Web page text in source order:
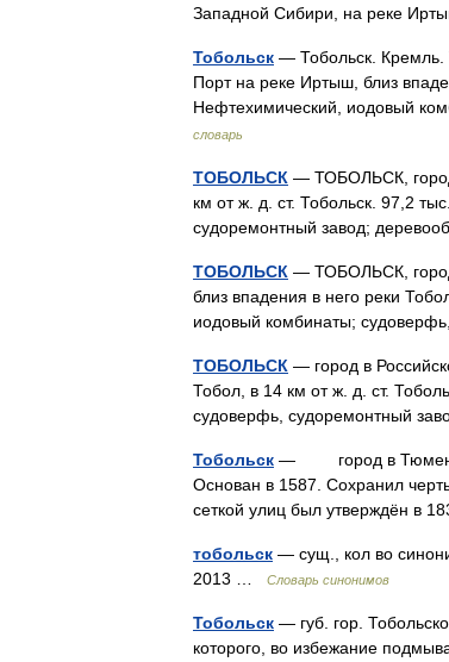
Западной Сибири, на реке
Тобольск — Тобольск. Кремль.
Порт на реке Иртыш, близ
Нефтехимический, иодовый
словарь
ТОБОЛЬСК — ТОБОЛЬСК,
км от ж. д. ст. Тобольск. 97,2
судоремонтный завод;
ТОБОЛЬСК — ТОБОЛЬСК, город
близ впадения в него реки
иодовый комбинаты;
ТОБОЛЬСК — город в
Тобол, в 14 км от ж. д. ст.
судоверфь, судоремонтный
Тобольск — город в
Основан в 1587. Сохранил
сеткой улиц был утверждён в
тобольск — сущ., кол во
2013 …
Словарь синонимов
Тобольск — губ. гор.
которого, во избежание